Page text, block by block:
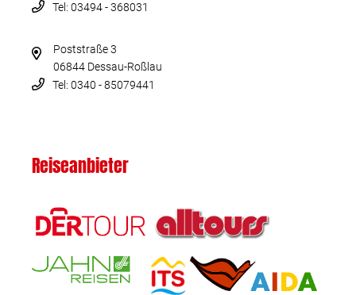
Tel: 03494 - 368031
Poststraße 3
06844 Dessau-Roßlau
Tel: 0340 - 85079441
Reiseanbieter